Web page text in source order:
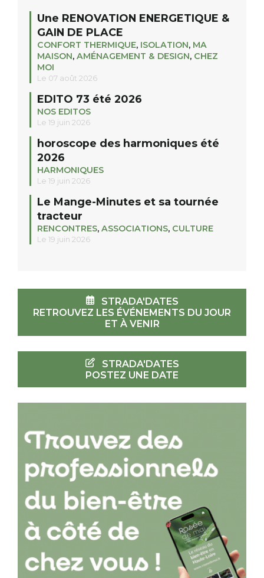
Une RENOVATION ENERGETIQUE &
GAIN DE PLACE
CONFORT THERMIQUE, ISOLATION, MA
MAISON, AMÉNAGEMENT & DESIGN, CHEZ
MOI
Le 07 août 2026
EDITO 73 été 2026
NOS EDITOS
Le 19 juin 2026
horoscope des harmoniques été
2026
HARMONIQUES
Le 19 juin 2026
Le Mange-Minutes et sa tournée
tracteur
RENCONTRES, ASSOCIATIONS, CULTURE
Le 19 juin 2026
STRADA'DATES
RETROUVEZ LES ÉVÉNEMENTS DU JOUR
ET À VENIR
STRADA'DATES
POSTEZ UNE DATE